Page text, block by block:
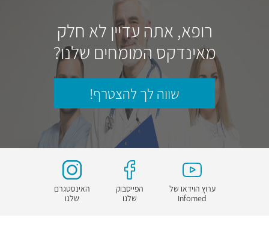
רופא, אתה עדיין לא חלק
מאינדקס המומחים שלנו?
שווה לך להצטרף!
ערוץ הוידאו של
Infomed
הפייסבוק
שלנו
האינסטגרם
שלנו